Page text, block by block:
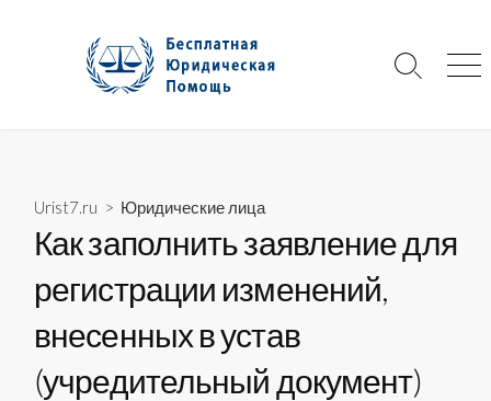
Search
Urist7.ru > Юридические лица
Как заполнить заявление для
регистрации изменений,
внесенных в устав
(учредительный документ)